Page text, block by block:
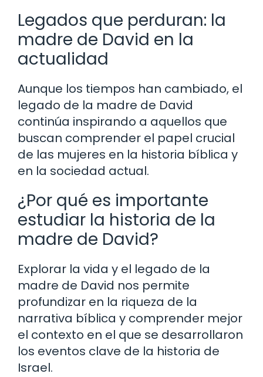
Legados que perduran: la
madre de David en la
actualidad
Aunque los tiempos han cambiado, el
legado de la madre de David
continúa inspirando a aquellos que
buscan comprender el papel crucial
de las mujeres en la historia bíblica y
en la sociedad actual.
¿Por qué es importante
estudiar la historia de la
madre de David?
Explorar la vida y el legado de la
madre de David nos permite
profundizar en la riqueza de la
narrativa bíblica y comprender mejor
el contexto en el que se desarrollaron
los eventos clave de la historia de
Israel.